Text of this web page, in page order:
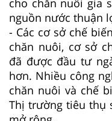
nguồn nước thuận
- Các cơ sở chế
chăn nuôi, cơ sở
đã được đầu tư
hơn. Nhiều công
chăn nuôi và chế
Thị trường tiêu thụ